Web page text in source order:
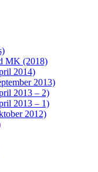
MK (2018)
2014)
2013)
2013 – 2)
2013 – 1)
2012)